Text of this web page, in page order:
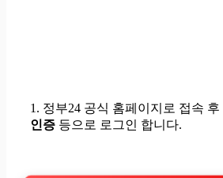
1. 정부24 공식 홈페이지로 접속 후
인증 등으로 로그인 합니다.